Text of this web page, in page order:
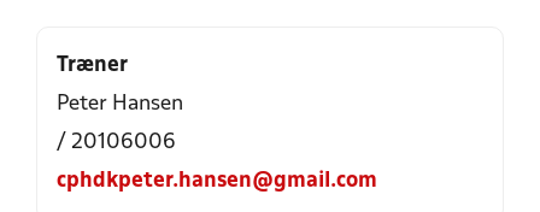
Træner
Peter Hansen
/ 20106006
cphdkpeter.hansen@gmail.com